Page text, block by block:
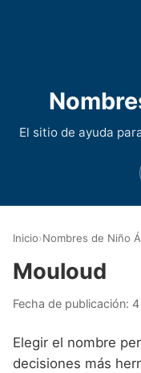
El sitio de ayuda
Nombres
Inicio›Nombres de Niño
Mouloud
Fecha de publicación:
Elegir el nombre
decisiones más